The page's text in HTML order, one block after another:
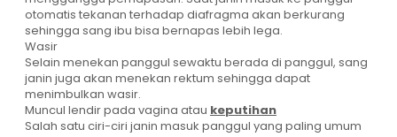
otomatis tekanan terhadap diafragma akan berkurang
sehingga sang ibu bisa bernapas lebih lega.
Wasir
Selain menekan panggul sewaktu berada di panggul, sang
janin juga akan menekan rektum sehingga dapat
menimbulkan wasir.
Muncul lendir pada vagina atau keputihan
Salah satu ciri-ciri janin masuk panggul yang paling umum